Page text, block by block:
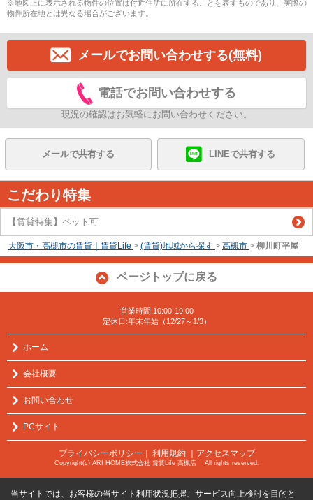
※地図上に表示される物件の位置は付近住所に所在することを表すものであり、実際の
物件所在地とは異なる場合がございます。
メールでお問い合わせする(無料)
電話でお問い合わせする
現況の確認はお気軽にお問い合わせください。
メールで共有する LINEで共有する
こだわり特集
【賃貸特集】ペット可
大阪市・高槻市の賃貸｜賃貸Life > (賃貸)地域から探す > 高槻市 > 柳川町平屋
ページトップに戻る
営業時間:10:00-19:00
定休日:年末年始（12/27～1/3）
ホーム
会社概要
お問い合わせ
PCサイト
プライバシーポリシー 利用規約 ｜アクセスマップ
Copyright(c) ARI HOME株式会社 賃貸Life 高槻店 All rights reserved.
当サイトでは、お客様の当サイト利用状況把握、サービス向上検討を目的と